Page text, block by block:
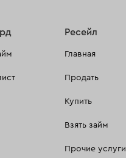
Ресейл
Главная
Продать
Купить
Взять займ
Прочие услуги